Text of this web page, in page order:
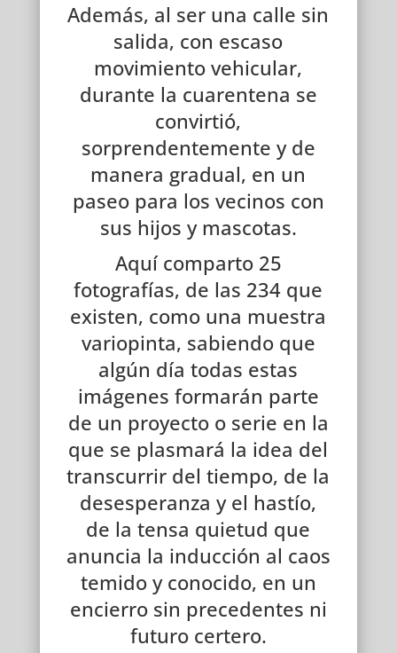
Además, al ser una calle sin
salida, con escaso
movimiento vehicular,
durante la cuarentena se
convirtió,
sorprendentemente y de
manera gradual, en un
paseo para los vecinos con
sus hijos y mascotas.
Aquí comparto 25
fotografías, de las 234 que
existen, como una muestra
variopinta, sabiendo que
algún día todas estas
imágenes formarán parte
de un proyecto o serie en la
que se plasmará la idea del
transcurrir del tiempo, de la
desesperanza y el hastío,
de la tensa quietud que
anuncia la inducción al caos
temido y conocido, en un
encierro sin precedentes ni
futuro certero.